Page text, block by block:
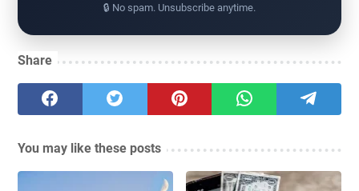
🔒 No spam. Unsubscribe anytime.
Share
You may like these posts